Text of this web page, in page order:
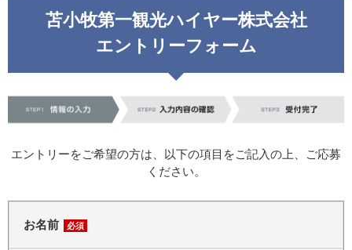
苫小牧第一観光ハイヤー株式会社
エントリーフォーム
エントリーをご希望の方は、以下の項目をご記入の上、ご応募
ください。
お名前 必須